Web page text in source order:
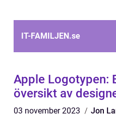
IT-FAMILJEN.se
Apple Logotypen:
översikt av
03 november 2023 Jon